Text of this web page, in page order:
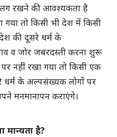
रखने की आवश्यकता है
गया तो किसी भी देश में किसी
की दूसरे धर्म के
व जोर जबरदस्ती करना शुरू
नहीं रखा गया तो किसी एक
के अल्पसंख्यक लोगों पर
मनमानापन कराएंगे।
मान्यता है?